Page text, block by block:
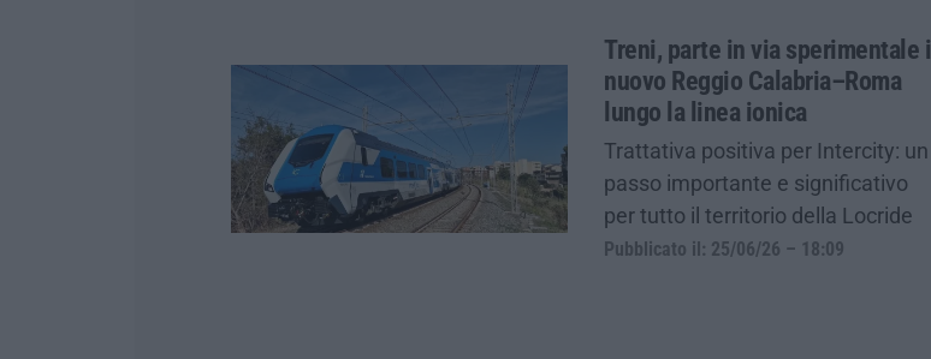
Treni, parte in via sperimentale il
nuovo Reggio Calabria–Roma
lungo la linea ionica
Trattativa positiva per Intercity: un
passo importante e significativo
per tutto il territorio della Locride
Pubblicato il: 25/06/26 – 18:09